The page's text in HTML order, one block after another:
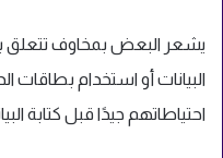
يشعر البعض بمخاوف تتعلق
البيانات أو استخدام
احتياطاتهم جيدًا قبل كتابة